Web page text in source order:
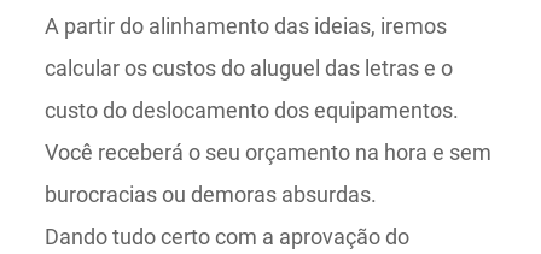
A partir do alinhamento das ideias, iremos
calcular os custos do aluguel das letras e o
custo do deslocamento dos equipamentos.
Você receberá o seu orçamento na hora e sem
burocracias ou demoras absurdas.
Dando tudo certo com a aprovação do